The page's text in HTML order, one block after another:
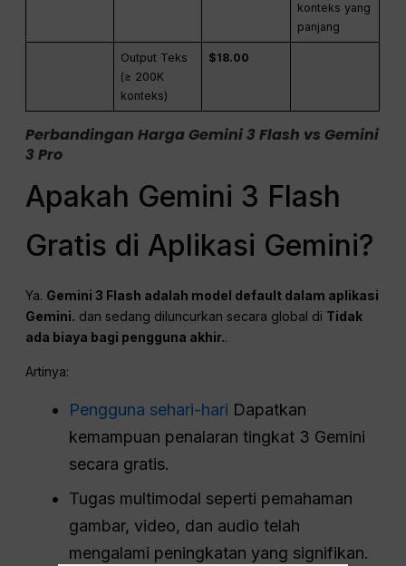
konteks yang
panjang
Output Teks
(≥ 200K
konteks)
$18.00
Perbandingan Harga Gemini 3 Flash vs Gemini
3 Pro
Apakah Gemini 3 Flash
Gratis di Aplikasi Gemini?
Ya. Gemini 3 Flash adalah model default dalam aplikasi
Gemini. dan sedang diluncurkan secara global di Tidak
ada biaya bagi pengguna akhir..
Artinya:
Pengguna sehari-hari Dapatkan
kemampuan penalaran tingkat 3 Gemini
secara gratis.
Tugas multimodal seperti pemahaman
gambar, video, dan audio telah
mengalami peningkatan yang signifikan.